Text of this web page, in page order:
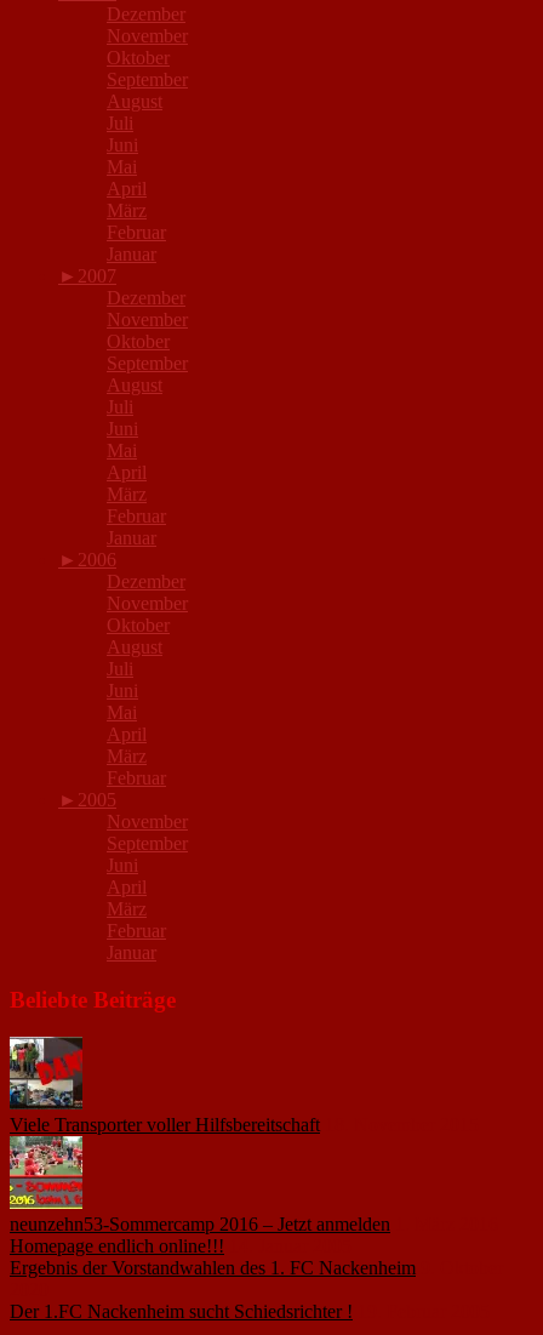
Dezember
November
Oktober
September
August
Juli
Juni
Mai
April
März
Februar
Januar
► 2007
Dezember
November
Oktober
September
August
Juli
Juni
Mai
April
März
Februar
Januar
► 2006
Dezember
November
Oktober
August
Juli
Juni
Mai
April
März
Februar
► 2005
November
September
Juni
April
März
Februar
Januar
Beliebte Beiträge
Viele Transporter voller Hilfsbereitschaft
neunzehn53-Sommercamp 2016 – Jetzt anmelden
Homepage endlich online!!!
Ergebnis der Vorstandwahlen des 1. FC Nackenheim
Der 1.FC Nackenheim sucht Schiedsrichter !